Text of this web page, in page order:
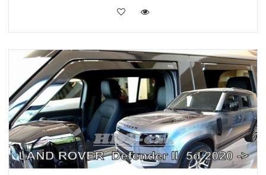
KOUPIT